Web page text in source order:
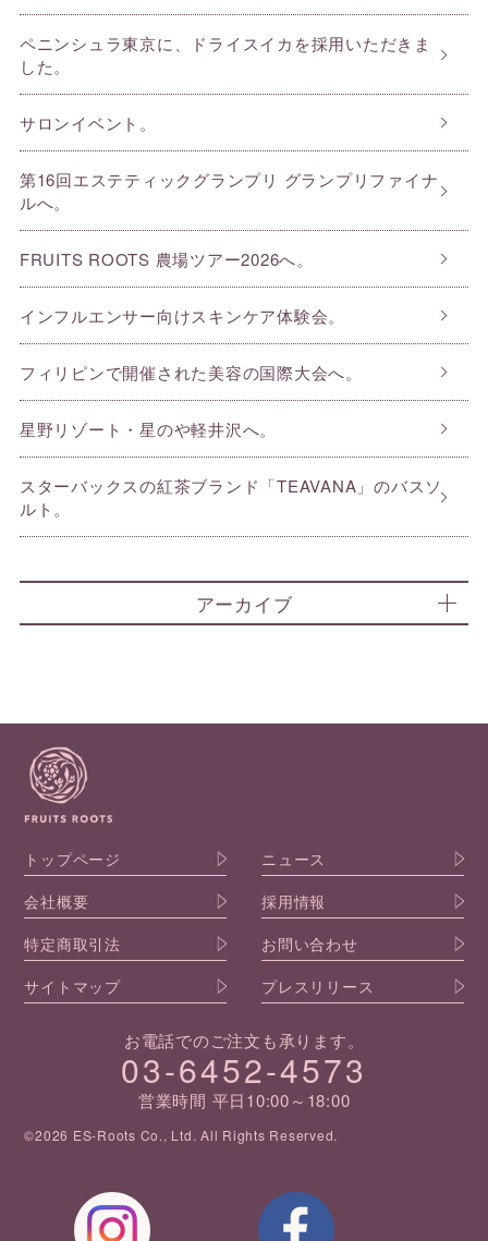
ペニンシュラ東京に、ドライスイカを採用いただきま
した。
サロンイベント。
第16回エステティックグランプリ グランプリファイナ
ルへ。
FRUITS ROOTS 農場ツアー2026へ。
インフルエンサー向けスキンケア体験会。
フィリピンで開催された美容の国際大会へ。
星野リゾート・星のや軽井沢へ。
スターバックスの紅茶ブランド「TEAVANA」のバスソ
ルト。
アーカイブ
トップページ
ニュース
会社概要
採用情報
特定商取引法
お問い合わせ
サイトマップ
プレスリリース
お電話でのご注文も承ります。
03-6452-4573
営業時間 平日10:00～18:00
©2026 ES-Roots Co., Ltd. All Rights Reserved.